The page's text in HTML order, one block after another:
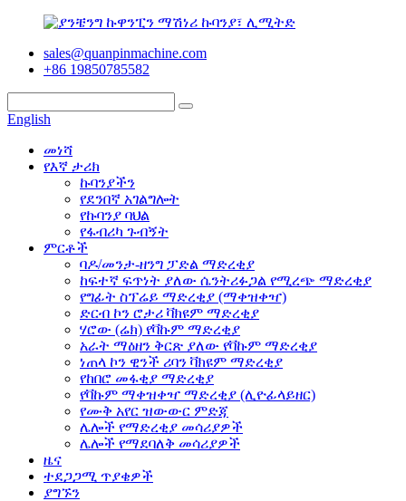
sales@quanpinmachine.com
+86 19850785582
English
መነሻ
የእኛ ታሪክ
ኩባንያችን
የደንበኛ አገልግሎት
የኩባንያ ባህል
የፋብሪካ ጉብኝት
ምርቶች
ባዶ/መንታ-ዘንግ ፓድል ማድረቂያ
ከፍተኛ ፍጥነት ያለው ሴንትሪፉጋል የሚረጭ ማድረቂያ
የግፊት ስፕሬይ ማድረቂያ (ማቀዝቀዣ)
ድርብ ኮን ሮታሪ ቫክዩም ማድረቂያ
ሃሮው (ሬክ) የቫኩም ማድረቂያ
አራት ማዕዘን ቅርጽ ያለው የቫኩም ማድረቂያ
ነጠላ ኮን ዊንች ሪባን ቫክዩም ማድረቂያ
የከበሮ መፋቂያ ማድረቂያ
የቫኩም ማቀዝቀዣ ማድረቂያ (ሊዮፊላይዘር)
የሙቅ አየር ዝውውር ምድጃ
ሌሎች የማድረቂያ መሳሪያዎች
ሌሎች የማደባለቅ መሳሪያዎች
ዜና
ተደጋጋሚ ጥያቄዎች
ያግኙን